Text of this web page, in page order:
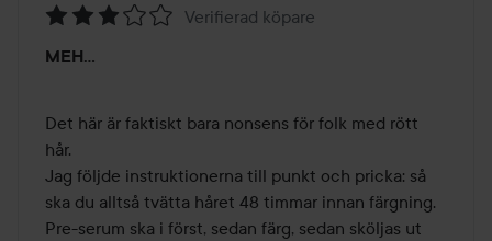
3
5
Verifierad köpare
MEH…
Det här är faktiskt bara nonsens för folk med rött
hår.
Jag följde instruktionerna till punkt och pricka: så
ska du alltså tvätta håret 48 timmar innan färgning.
Pre-serum ska i först, sedan färg, sedan sköljas ut